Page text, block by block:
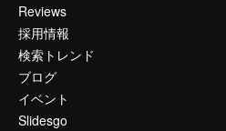
Reviews
採用情報
検索トレンド
ブログ
イベント
Slidesgo